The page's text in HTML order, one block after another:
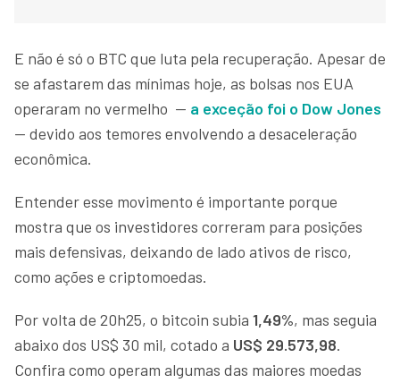
E não é só o BTC que luta pela recuperação. Apesar de
se afastarem das mínimas hoje, as bolsas nos EUA
operaram no vermelho — a exceção foi o Dow Jones
— devido aos temores envolvendo a desaceleração
econômica.
Entender esse movimento é importante porque
mostra que os investidores correram para posições
mais defensivas, deixando de lado ativos de risco,
como ações e criptomoedas.
Por volta de 20h25, o bitcoin subia 1,49%, mas seguia
abaixo dos US$ 30 mil, cotado a US$ 29.573,98.
Confira como operam algumas das maiores moedas